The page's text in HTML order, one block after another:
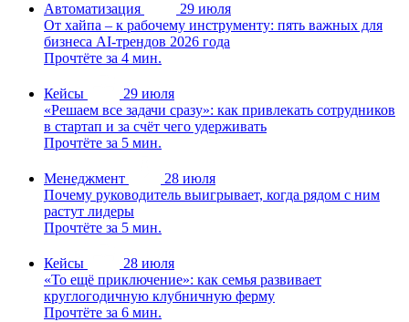
Автоматизация
29 июля
От хайпа – к рабочему инструменту: пять важных для
бизнеса AI-трендов 2026 года
Прочтёте за 4 мин.
Кейсы
29 июля
«Решаем все задачи сразу»: как привлекать сотрудников
в стартап и за счёт чего удерживать
Прочтёте за 5 мин.
Менеджмент
28 июля
Почему руководитель выигрывает, когда рядом с ним
растут лидеры
Прочтёте за 5 мин.
Кейсы
28 июля
«То ещё приключение»: как семья развивает
круглогодичную клубничную ферму
Прочтёте за 6 мин.